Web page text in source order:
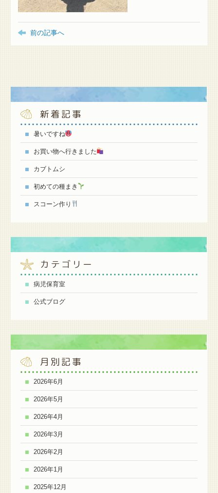
前の記事へ
新着記事
暑いですね
お買い物へ行きました
カブトムシ
初めての種まき
スコーン作り
カテゴリー
病児保育室
公式ブログ
月別記事
2026年6月
2026年5月
2026年4月
2026年3月
2026年2月
2026年1月
2025年12月